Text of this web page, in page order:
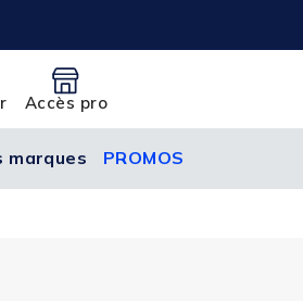
Accès pro
marques PROMOS